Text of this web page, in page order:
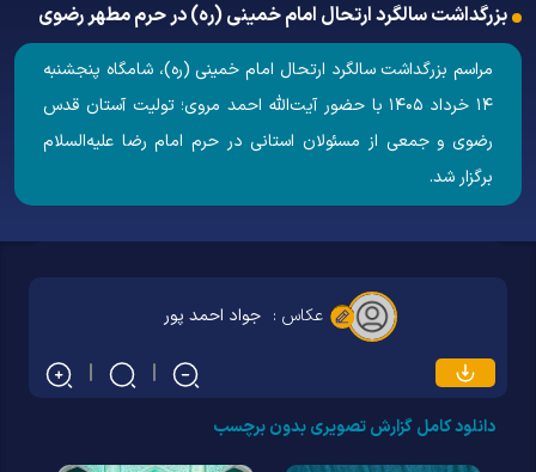
بزرگداشت سالگرد ارتحال امام خمینی (ره) در حرم مطهر رضوی
مراسم بزرگداشت سالگرد ارتحال امام خمینی (ره)، شامگاه پنجشنبه
۱۴ خرداد ۱۴۰۵ با حضور آیت‌الله احمد مروی؛ تولیت آستان قدس
رضوی و جمعی از مسئولان استانی در حرم امام رضا علیه‌السلام
برگزار شد. ‏
عکاس : جواد احمد پور
دانلود کامل گزارش تصویری بدون برچسب